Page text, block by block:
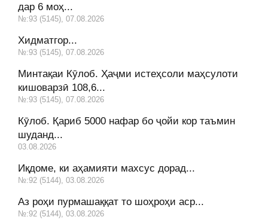
дар 6 моҳ...
№:93 (5145), 07.08.2026
Хидматгор...
№:93 (5145), 07.08.2026
Минтақаи Кӯлоб. Ҳаҷми истеҳсоли маҳсулоти
кишоварзӣ 108,6...
№:93 (5145), 07.08.2026
Кӯлоб. Қариб 5000 нафар бо ҷойи кор таъмин
шуданд...
03.08.2026
Иқдоме, ки аҳамияти махсус дорад...
№:92 (5144), 03.08.2026
Аз роҳи пурмашаққат то шоҳроҳи аср...
№:92 (5144), 03.08.2026